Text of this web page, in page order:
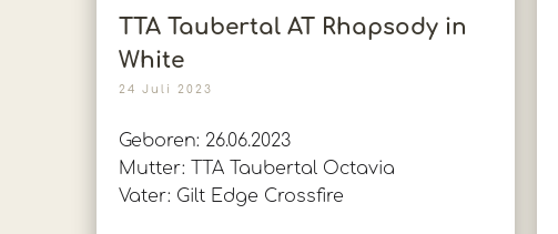
TTA Taubertal AT Rhapsody in
White
24 Juli 2023
Geboren: 26.06.2023
Mutter: TTA Taubertal Octavia
Vater: Gilt Edge Crossfire